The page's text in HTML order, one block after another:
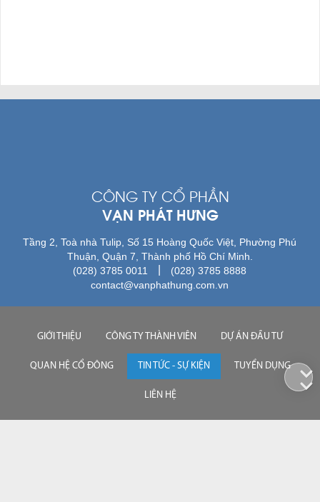
CÔNG TY CỔ PHẦN
VẠN PHÁT HƯNG
Tầng 2, Toà nhà Tulip, Số 15 Hoàng Quốc Việt, Phường Phú
Thuận, Quận 7, Thành phố Hồ Chí Minh.
(028) 3785 0011
(028) 3785 8888
contact@vanphathung.com.vn
GIỚI THIỆU CÔNG TY THÀNH VIÊN DỰ ÁN ĐẦU TƯ
QUAN HỆ CỔ ĐÔNG TIN TỨC - SỰ KIỆN TUYỂN DỤNG
LIÊN HỆ